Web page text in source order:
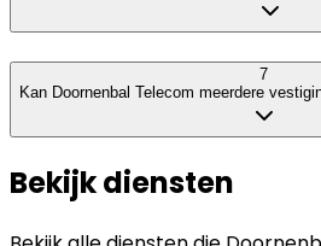
7
Kan Doornenbal Telecom meerdere
Bekijk diensten